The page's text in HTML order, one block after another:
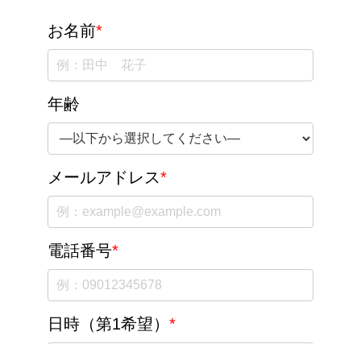
お名前*
年齢
メールアドレス*
電話番号*
日時（第1希望）*